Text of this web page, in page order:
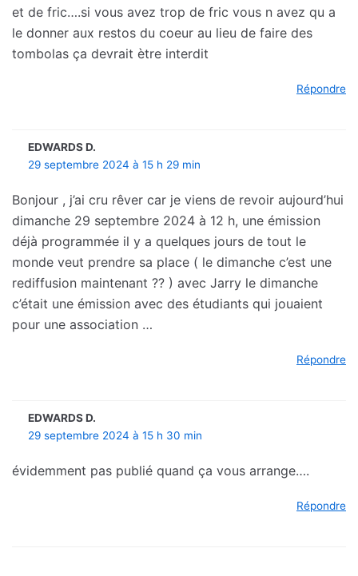
et de fric….si vous avez trop de fric vous n avez qu a
le donner aux restos du coeur au lieu de faire des
tombolas ça devrait ètre interdit
Répondre
EDWARDS D.
29 septembre 2024 à 15 h 29 min
Bonjour , j’ai cru rêver car je viens de revoir aujourd’hui
dimanche 29 septembre 2024 à 12 h, une émission
déjà programmée il y a quelques jours de tout le
monde veut prendre sa place ( le dimanche c’est une
rediffusion maintenant ?? ) avec Jarry le dimanche
c’était une émission avec des étudiants qui jouaient
pour une association …
Répondre
EDWARDS D.
29 septembre 2024 à 15 h 30 min
évidemment pas publié quand ça vous arrange….
Répondre